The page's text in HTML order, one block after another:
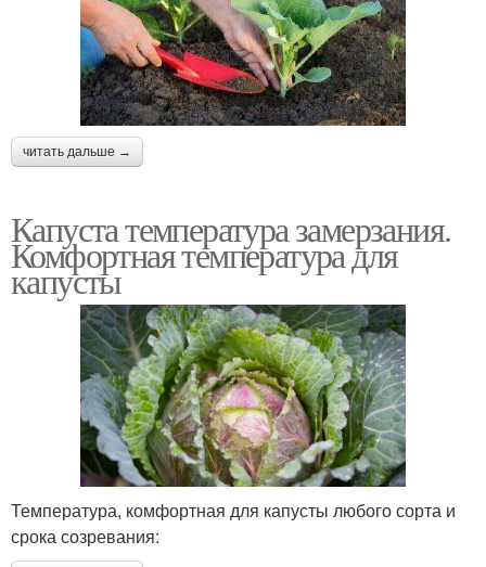
читать дальше →
Капуста температура замерзания.
Комфортная температура для
капусты
Температура, комфортная для капусты любого сорта и
срока созревания: